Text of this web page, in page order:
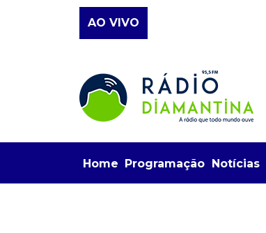
AO VIVO
Home Programação Notícias